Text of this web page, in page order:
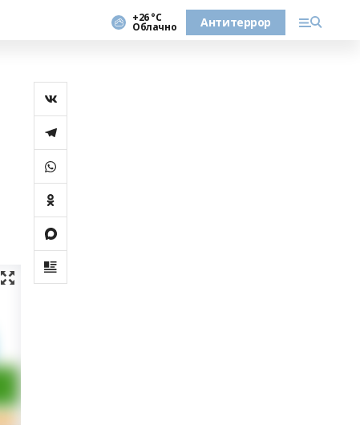
+26 °С
Облачно Антитеррор